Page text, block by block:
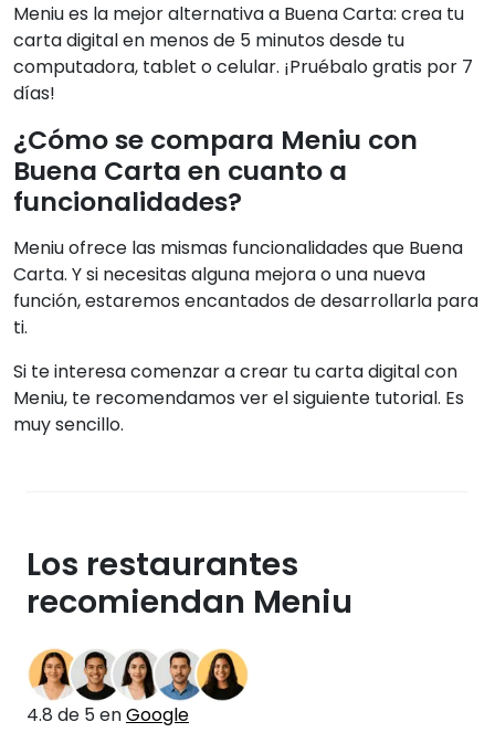
Meniu es la mejor alternativa a Buena Carta: crea tu
carta digital en menos de 5 minutos desde tu
computadora, tablet o celular. ¡Pruébalo gratis por 7
días!
¿Cómo se compara Meniu con
Buena Carta en cuanto a
funcionalidades?
Meniu ofrece las mismas funcionalidades que Buena
Carta. Y si necesitas alguna mejora o una nueva
función, estaremos encantados de desarrollarla para
ti.
Si te interesa comenzar a crear tu carta digital con
Meniu, te recomendamos ver el siguiente tutorial. Es
muy sencillo.
Los restaurantes
recomiendan Meniu
4.8 de 5 enGoogle